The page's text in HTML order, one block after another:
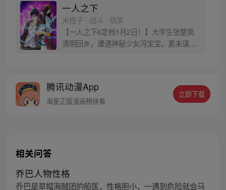
一人之下
米橙子 · 战斗 · 搞笑
【一人之下6定档1月2日！】大学生张楚岚
清明回乡，遭遇神秘少女冯宝宝。素未谋面
密，张楚岚的生活被彻底颠覆，与冯宝宝一
同踏上“异人”之旅。
腾讯动漫App
海量正版漫画畅快看
立即下载
相关问答
乔巴人物性格
乔巴是草帽海贼团的船医，性格胆小，一遇到危险就会马